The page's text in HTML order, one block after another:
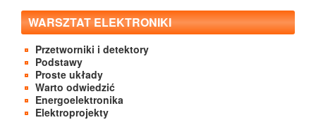
WARSZTAT ELEKTRONIKI
Przetworniki i detektory
Podstawy
Proste układy
Warto odwiedzić
Energoelektronika
Elektroprojekty